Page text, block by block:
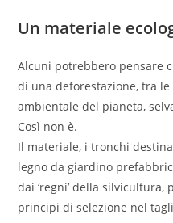
Un materiale
Alcuni potrebbero pensare
di una deforestazione, tra
ambientale del pianeta,
Così non è.
Il materiale, i tronchi
legno da giardino
dai ‘regni’ della
principi di selezione nel